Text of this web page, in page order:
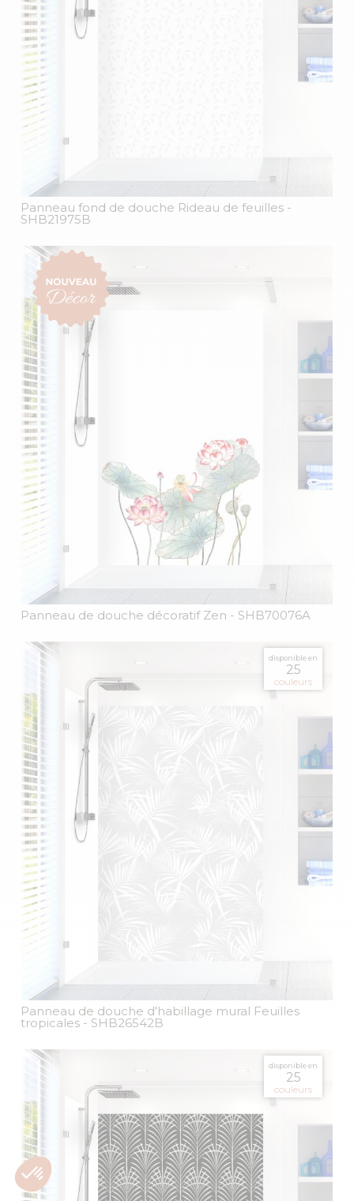
Panneau fond de douche Rideau de feuilles -
SHB21975B
Panneau de douche décoratif Zen - SHB70076A
disponible en
25
couleurs
Panneau de douche d'habillage mural Feuilles
tropicales - SHB26542B
disponible en
25
couleurs